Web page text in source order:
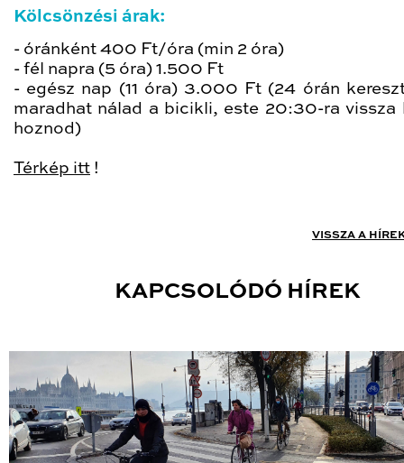
Kölcsönzési árak:
- óránként 400 Ft/óra (min 2 óra)
- fél napra (5 óra) 1.500 Ft
- egész nap (11 óra) 3.000 Ft (24 órán
maradhat nálad a bicikli, este 20:30-ra vissza
hoznod)
Térkép itt !
VISSZA A
KAPCSOLÓDÓ HÍREK